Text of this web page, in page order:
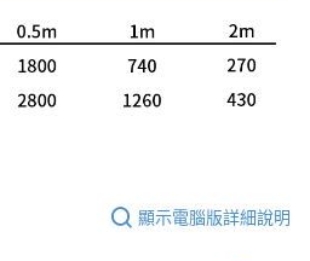
顯示電腦版詳細說明